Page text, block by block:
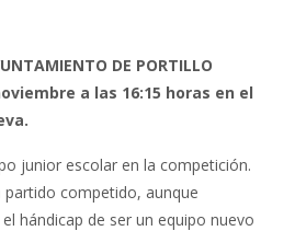
l p
ti
r
DE PORTILLO
a las 16:15 horas en el
junior escolar en la competición.
partido competido, aunque
hándicap de ser un equipo nuevo